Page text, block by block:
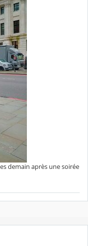
demain après une soirée